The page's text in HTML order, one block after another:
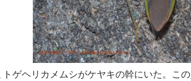
トゲヘリカメムシがケヤキの幹にいた。この